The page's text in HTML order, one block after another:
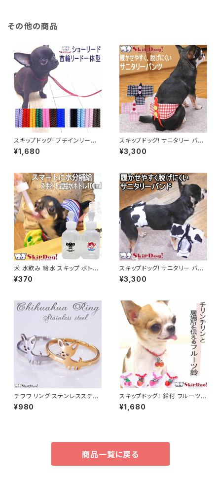
その他の商品
スキップドッグ! プチインリード
犬 首輪 リード 一体型 ショーリ
ード ペット 超小型犬 子犬 チワ
つけ トレーニング 散歩 日本
¥1,680
スキップドッグ! サニタリー バン
ド ギンガムチェック 犬 パンツ マ
ナー 女の子 サニタリーパンツ
¥3,300
犬 水飲み 給水 スキップ ボトル
100ml ペット チワワ 小型犬 子
犬 給水器 水入れ スポイト こぼ
¥370
スキップドッグ! サニタリー バン
ド 牛柄 犬 パンツ マナー 女の
子 サニタリーパンツ チワワ おむ
¥3,300
チワワ リング ステンレススチー
ル 指輪 アクセサリー チワワ 犬
ペット 小型犬 雑貨 チワワグッズ
¥980
スキップドッグ！ 鈴付 フルーツ
プラチェーン チョーカー チワワ
犬 ペット 小型犬 鈴 子犬 首輪
い 果物
¥1,680
商品一覧に戻る